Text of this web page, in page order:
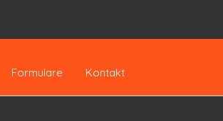
Formulare Kontakt